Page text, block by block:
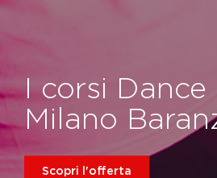
I corsi
Milano
Scopri l'offerta